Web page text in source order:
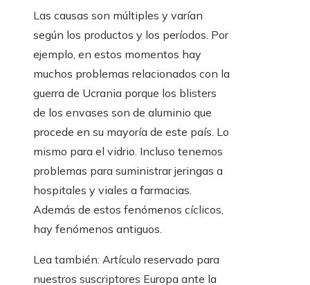
Las causas son múltiples y varían
según los productos y los períodos. Por
ejemplo, en estos momentos hay
muchos problemas relacionados con la
guerra de Ucrania porque los blisters
de los envases son de aluminio que
procede en su mayoría de este país. Lo
mismo para el vidrio. Incluso tenemos
problemas para suministrar jeringas a
hospitales y viales a farmacias.
Además de estos fenómenos cíclicos,
hay fenómenos antiguos.
Lea también: Artículo reservado para
nuestros suscriptores Europa ante la